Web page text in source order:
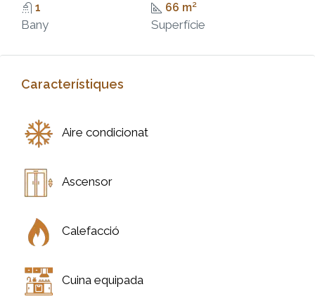
1
Bany
66 m²
Superfície
Característiques
Aire condicionat
Ascensor
Calefacció
Cuina equipada